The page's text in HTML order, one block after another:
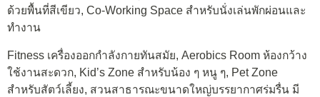
ด้วยพื้นที่สีเขียว, Co-Working Space สำหรับนั่งเล่นพักผ่อนและ
ทำงาน
Fitness เครื่องออกกำลังกายทันสมัย, Aerobics Room ห้องกว้าง
ใช้งานสะดวก, Kid’s Zone สำหรับน้อง ๆ หนู ๆ, Pet Zone
สำหรับสัตว์เลี้ยง, สวนสาธารณะขนาดใหญ่บรรยากาศร่มรื่น มี